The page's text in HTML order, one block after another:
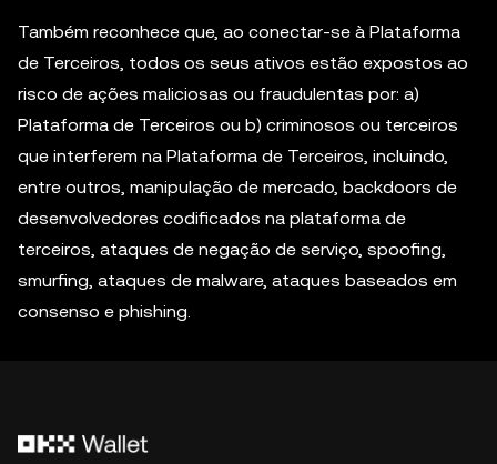
Também reconhece que, ao conectar-se à Plataforma
de Terceiros, todos os seus ativos estão expostos ao
risco de ações maliciosas ou fraudulentas por: a)
Plataforma de Terceiros ou b) criminosos ou terceiros
que interferem na Plataforma de Terceiros, incluindo,
entre outros, manipulação de mercado, backdoors de
desenvolvedores codificados na plataforma de
terceiros, ataques de negação de serviço, spoofing,
smurfing, ataques de malware, ataques baseados em
consenso e phishing.